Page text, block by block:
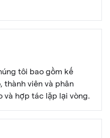
tôi bao gồm kế
thành viên và phân
và hợp tác lặp lại vòng.